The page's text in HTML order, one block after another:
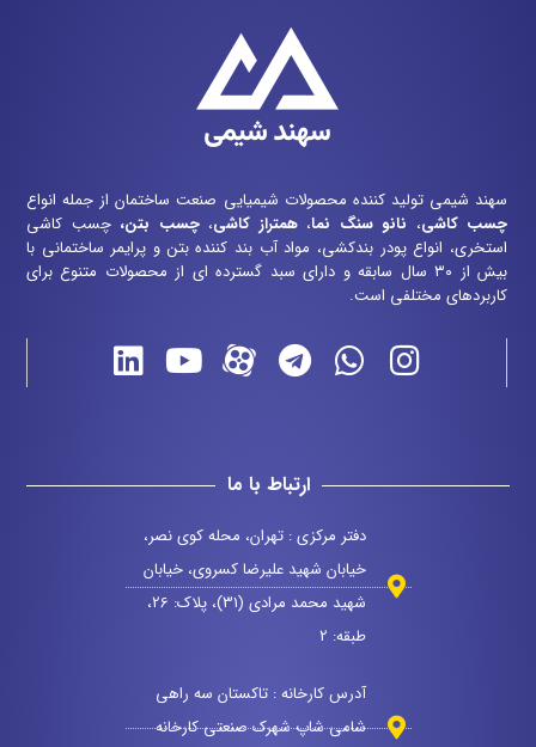
سهند شیمی تولید کننده محصولات شیمیایی صنعت ساختمان از جمله انواع
چسب کاشی، نانو سنگ نما، همتراز کاشی،چسب بتن، چسب کاشی
استخری، انواع پودر بندکشی، مواد آب بند کننده بتن و پرایمر ساختمانی با
بیش از ۳۰ سال سابقه و دارای سبد گسترده ای از محصولات متنوع برای
کاربردهای مختلفی است.
ارتباط با ما
دفتر مرکزی : تهران، محله کوی نصر،
خیابان شهید علیرضا کسروی، خیابان
شهید محمد مرادی (31)، پلاک: 26،
طبقه: 2
آدرس کارخانه : تاکستان سه راهی
شامی شاپ شهرک صنعتی کارخانه